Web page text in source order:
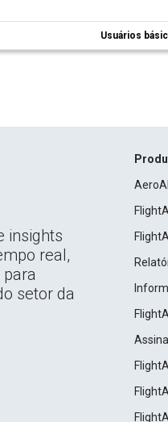
Usuários
insights
real,
para
setor da